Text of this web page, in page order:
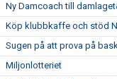
Ny Damcoach till
Köp klubbkaffe och stöd
Sugen på att prova på
Miljonlotteriet